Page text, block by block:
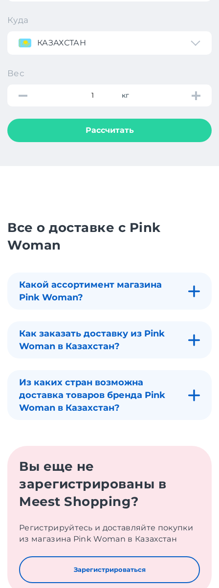
Куда
КАЗАХСТАН
Вес
кг
Рассчитать
Все о доставке с Pink
Woman
Какой ассортимент магазина
Pink Woman?
Как заказать доставку из Pink
Woman в Казахстан?
Из каких стран возможна
доставка товаров бренда Pink
Woman в Казахстан?
Вы еще не
зарегистрированы в
Meest Shopping?
Регистрируйтесь и доставляйте покупки
из магазина Pink Woman в Казахстан
Зарегистрироваться